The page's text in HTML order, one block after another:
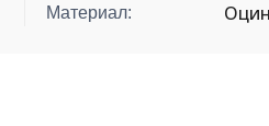
Материал: